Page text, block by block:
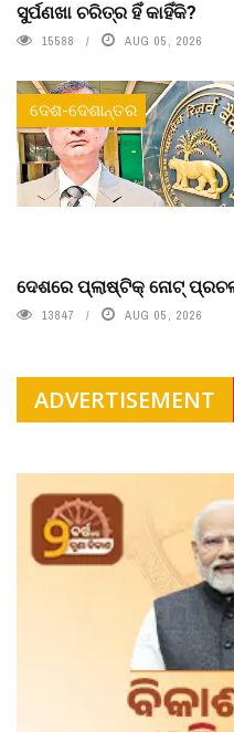
ସୁର୍ପଣଖା ଚରିତ୍ର ହିଁ କାହିଁକି?
15588 AUG 05, 2026
ଦେଶ-ଦେଶାନ୍ତର
ଦେଶରେ ପ୍ଲାଷ୍ଟିକ୍ ନୋଟ୍‌
13847 AUG 05, 2026
ADVERTISEMENT